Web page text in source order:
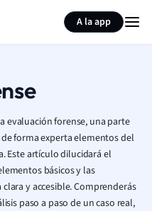
A la app
evaluación forense, una parte
forma experta elementos del
Este artículo dilucidará el
básicos y las
y accesible. Comprenderás
paso a paso de un caso real,
Resumir página